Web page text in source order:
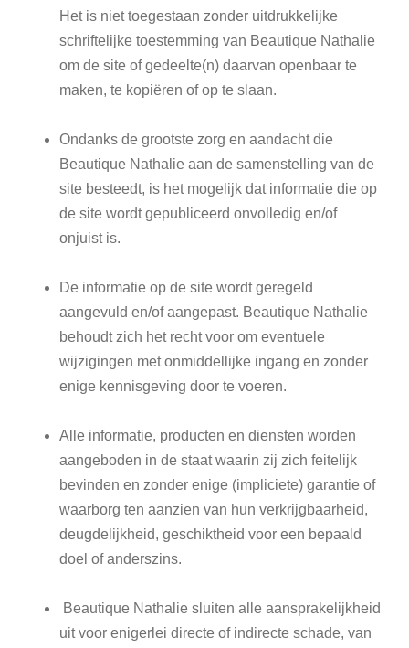
Het is niet toegestaan zonder uitdrukkelijke
schriftelijke toestemming van Beautique Nathalie
om de site of gedeelte(n) daarvan openbaar te
maken, te kopiëren of op te slaan.
Ondanks de grootste zorg en aandacht die
Beautique Nathalie aan de samenstelling van de
site besteedt, is het mogelijk dat informatie die op
de site wordt gepubliceerd onvolledig en/of
onjuist is.
De informatie op de site wordt geregeld
aangevuld en/of aangepast. Beautique Nathalie
behoudt zich het recht voor om eventuele
wijzigingen met onmiddellijke ingang en zonder
enige kennisgeving door te voeren.
Alle informatie, producten en diensten worden
aangeboden in de staat waarin zij zich feitelijk
bevinden en zonder enige (impliciete) garantie of
waarborg ten aanzien van hun verkrijgbaarheid,
deugdelijkheid, geschiktheid voor een bepaald
doel of anderszins.
Beautique Nathalie sluiten alle aansprakelijkheid
uit voor enigerlei directe of indirecte schade, van